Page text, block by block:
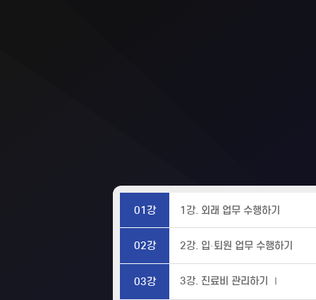
01강 1강. 외래 업무 수행하기
02강 2강. 입·퇴원 업무 수행하기
03강 3강. 진료비 관리하기 Ⅰ